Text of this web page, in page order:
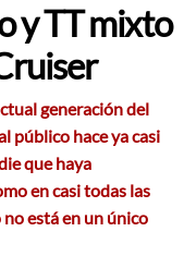
y TT mixto
generación del
público hace ya casi
que haya
en casi todas las
no está en un único